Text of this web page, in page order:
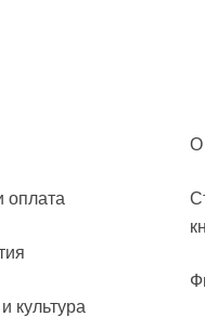
оплата
культура
О